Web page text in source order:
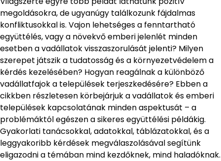
megoldásokra, de ugyanúgy találkozunk fájdalmas
konfliktusokkal is. Vajon lehetséges a fenntartható
együttélés, vagy a növekvő emberi jelenlét minden
esetben a vadállatok visszaszorulását jelenti? Milyen
szerepet játszik a tudatosság és a környezetvédelem a
kérdés kezelésében? Hogyan reagálnak a különböző
vadállatfajok a települések terjeszkedésére? Ebben a
cikkben részletesen körbejárjuk a vadállatok és emberi
települések kapcsolatának minden aspektusát – a
problémáktól egészen a sikeres együttélési példákig.
Gyakorlati tanácsokkal, adatokkal, táblázatokkal, és a
leggyakoribb kérdések megválaszolásával segítünk
eligazodni a témában mind kezdőknek, mind haladóknak.